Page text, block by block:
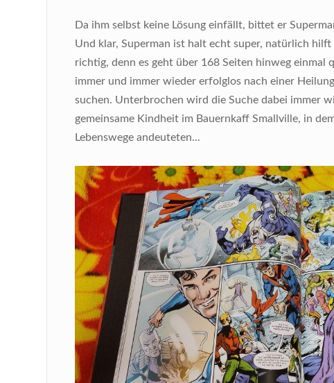
Da ihm selbst keine Lösung einfällt, bittet er
Und klar, Superman ist halt echt super, natürlich
richtig, denn es geht über 168 Seiten hinweg einmal
immer und immer wieder erfolglos nach einer
suchen. Unterbrochen wird die Suche dabei immer
gemeinsame Kindheit im Bauernkaff Smallville, in
Lebenswege andeuteten...
Bild